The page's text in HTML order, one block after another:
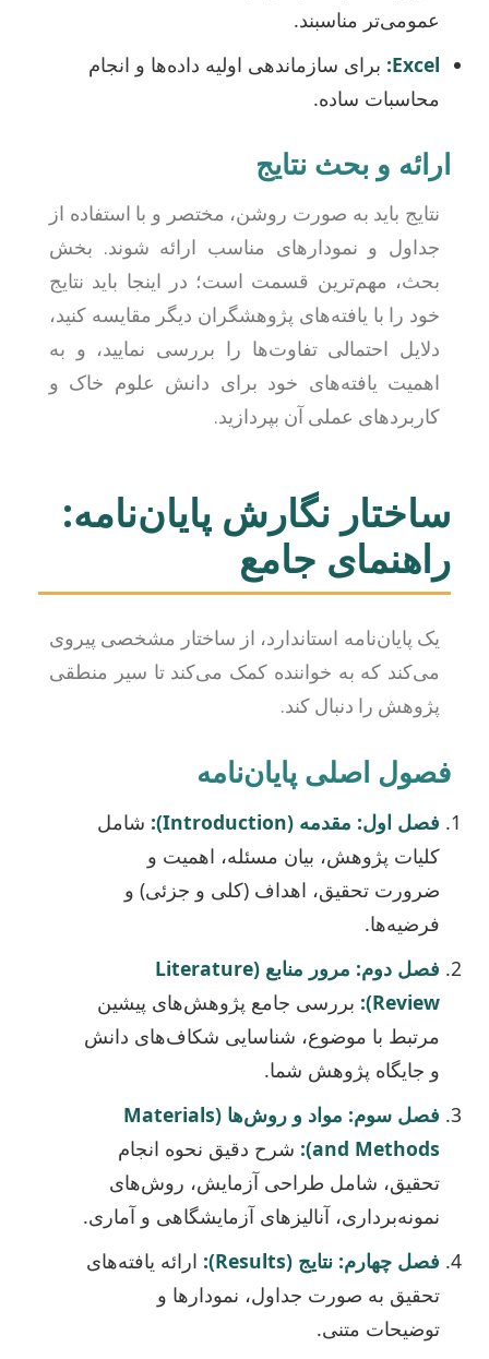
عمومی‌تر مناسبند.
Excel: برای سازماندهی اولیه داده‌ها و انجام
محاسبات ساده.
ارائه و بحث نتایج
نتایج باید به صورت روشن، مختصر و با استفاده از
جداول و نمودارهای مناسب ارائه شوند. بخش
بحث، مهم‌ترین قسمت است؛ در اینجا باید نتایج
خود را با یافته‌های پژوهشگران دیگر مقایسه کنید،
دلایل احتمالی تفاوت‌ها را بررسی نمایید، و به
اهمیت یافته‌های خود برای دانش علوم خاک و
کاربردهای عملی آن بپردازید.
ساختار نگارش پایان‌نامه:
راهنمای جامع
یک پایان‌نامه استاندارد، از ساختار مشخصی پیروی
می‌کند که به خواننده کمک می‌کند تا سیر منطقی
پژوهش را دنبال کند.
فصول اصلی پایان‌نامه
فصل اول: مقدمه (Introduction):
شامل
کلیات پژوهش، بیان مسئله، اهمیت و
ضرورت تحقیق، اهداف (کلی و جزئی) و
فرضیه‌ها.
فصل دوم: مرور منابع (Literature
Review):
بررسی جامع پژوهش‌های پیشین
مرتبط با موضوع، شناسایی شکاف‌های دانش
و جایگاه پژوهش شما.
فصل سوم: مواد و روش‌ها (Materials
and Methods):
شرح دقیق نحوه انجام
تحقیق، شامل طراحی آزمایش، روش‌های
نمونه‌برداری، آنالیزهای آزمایشگاهی و آماری.
فصل چهارم: نتایج (Results):
ارائه یافته‌های
تحقیق به صورت جداول، نمودارها و
توضیحات متنی.